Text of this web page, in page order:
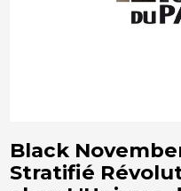
Black
Stratifié